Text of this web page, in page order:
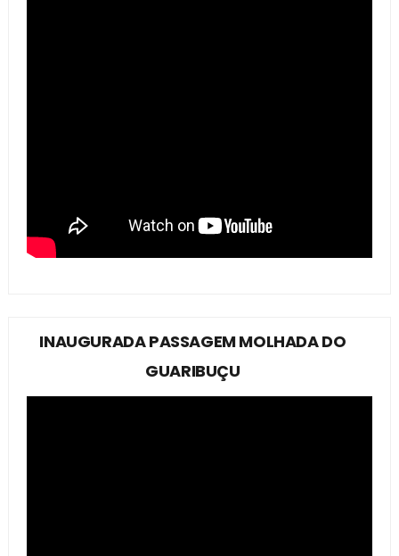
INAUGURADA PASSAGEM MOLHADA DO
GUARIBUÇU